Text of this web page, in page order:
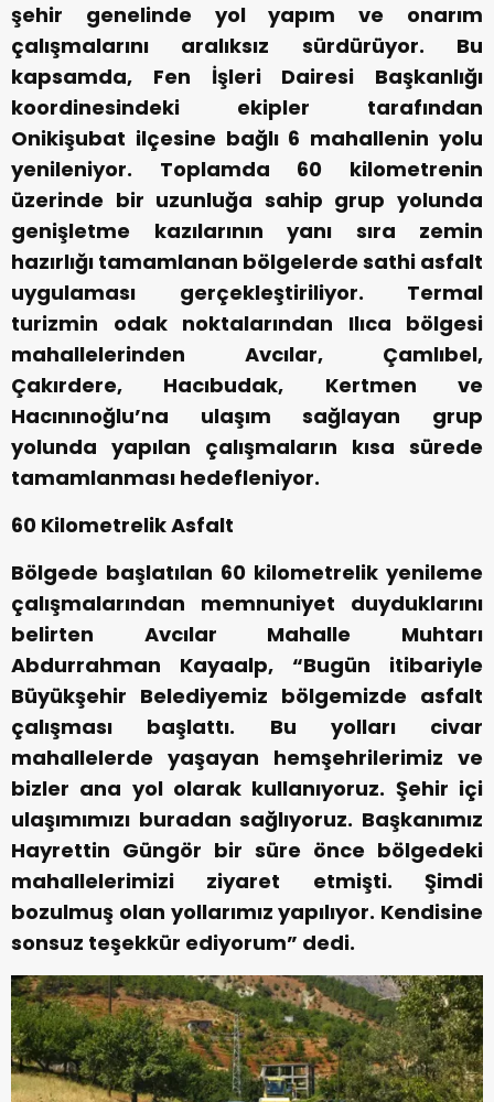
şehir genelinde yol yapım ve onarım
çalışmalarını aralıksız sürdürüyor. Bu
kapsamda, Fen İşleri Dairesi Başkanlığı
koordinesindeki ekipler tarafından
Onikişubat ilçesine bağlı 6 mahallenin yolu
yenileniyor. Toplamda 60 kilometrenin
üzerinde bir uzunluğa sahip grup yolunda
genişletme kazılarının yanı sıra zemin
hazırlığı tamamlanan bölgelerde sathi asfalt
uygulaması gerçekleştiriliyor. Termal
turizmin odak noktalarından Ilıca bölgesi
mahallelerinden Avcılar, Çamlıbel,
Çakırdere, Hacıbudak, Kertmen ve
Hacınınoğlu’na ulaşım sağlayan grup
yolunda yapılan çalışmaların kısa sürede
tamamlanması hedefleniyor.
60 Kilometrelik Asfalt
Bölgede başlatılan 60 kilometrelik yenileme
çalışmalarından memnuniyet duyduklarını
belirten Avcılar Mahalle Muhtarı
Abdurrahman Kayaalp, “Bugün itibariyle
Büyükşehir Belediyemiz bölgemizde asfalt
çalışması başlattı. Bu yolları civar
mahallelerde yaşayan hemşehrilerimiz ve
bizler ana yol olarak kullanıyoruz. Şehir içi
ulaşımımızı buradan sağlıyoruz. Başkanımız
Hayrettin Güngör bir süre önce bölgedeki
mahallelerimizi ziyaret etmişti. Şimdi
bozulmuş olan yollarımız yapılıyor. Kendisine
sonsuz teşekkür ediyorum” dedi.